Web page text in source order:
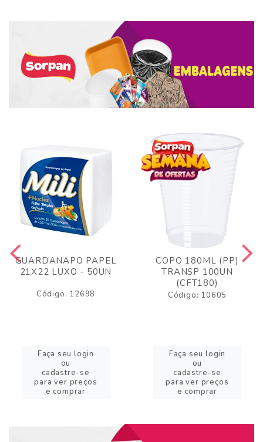
GUARDANAPO PAPEL
21X22 LUXO - 50UN
Código: 12698
Faça seu login
ou
cadastre-se
para ver preços
e comprar
COPO 180ML (PP)
TRANSP 100UN
(CFT180)
Código: 10605
Faça seu login
ou
cadastre-se
para ver preços
e comprar